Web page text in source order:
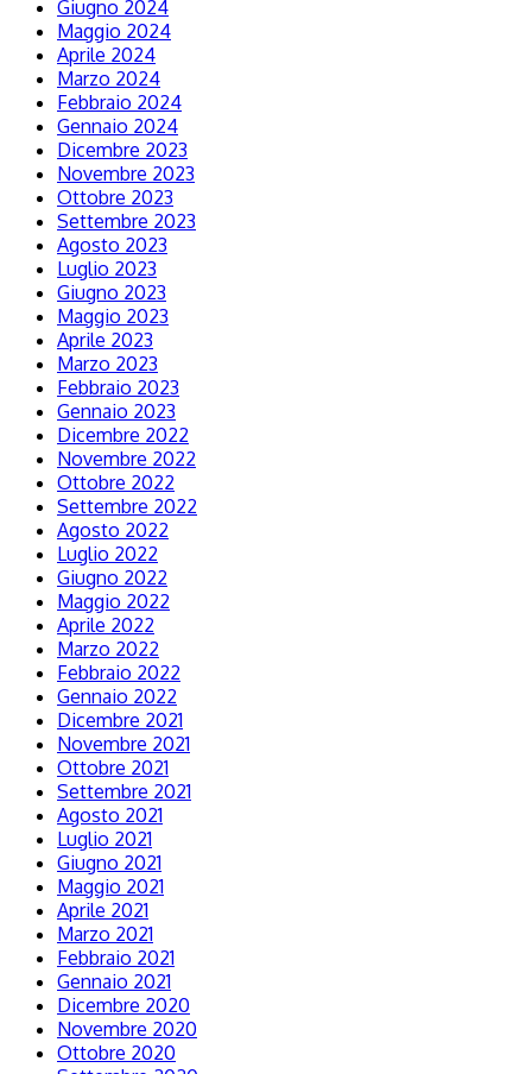
Giugno 2024
Maggio 2024
Aprile 2024
Marzo 2024
Febbraio 2024
Gennaio 2024
Dicembre 2023
Novembre 2023
Ottobre 2023
Settembre 2023
Agosto 2023
Luglio 2023
Giugno 2023
Maggio 2023
Aprile 2023
Marzo 2023
Febbraio 2023
Gennaio 2023
Dicembre 2022
Novembre 2022
Ottobre 2022
Settembre 2022
Agosto 2022
Luglio 2022
Giugno 2022
Maggio 2022
Aprile 2022
Marzo 2022
Febbraio 2022
Gennaio 2022
Dicembre 2021
Novembre 2021
Ottobre 2021
Settembre 2021
Agosto 2021
Luglio 2021
Giugno 2021
Maggio 2021
Aprile 2021
Marzo 2021
Febbraio 2021
Gennaio 2021
Dicembre 2020
Novembre 2020
Ottobre 2020